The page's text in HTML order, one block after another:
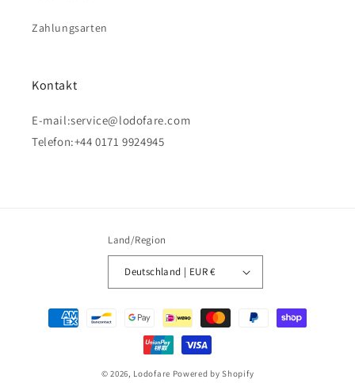
Zahlungsarten
Kontakt
E-mail:service@lodofare.com
Telefon:+44 0171 9924945
Land/Region
Deutschland | EUR €
Zahlungsmethoden
© 2026, Lodofare Powered by Shopify